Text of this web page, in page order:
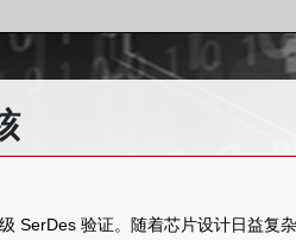
SerDes 验证。随着芯片设计日益复